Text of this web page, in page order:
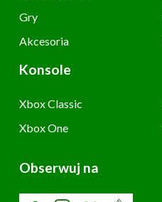
Gry
Akcesoria
Konsole
Xbox Classic
Xbox One
Obserwuj na